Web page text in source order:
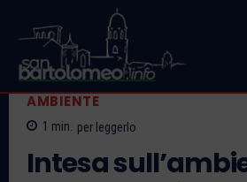
AMBIENTE
1 min. per leggerlo
Intesa